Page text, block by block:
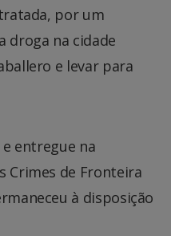
por um
droga na cidade
e levar para
entregue na
Crimes de Fronteira
à disposição